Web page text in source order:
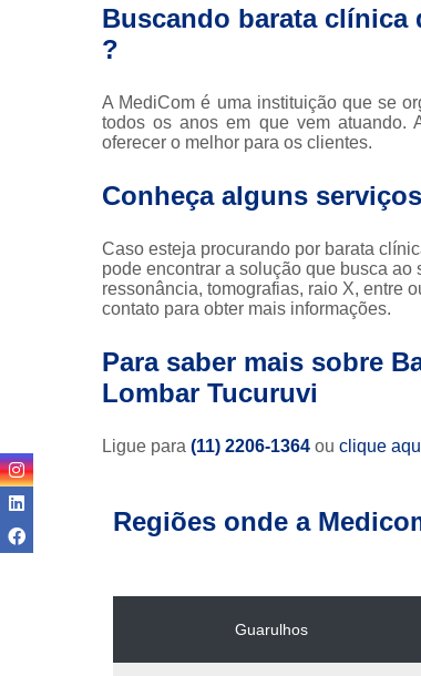
Buscando barata clínica
?
A MediCom é uma instituição que se
todos os anos em que vem atuando.
oferecer o melhor para os clientes.
Conheça alguns
Caso esteja procurando por barata
pode encontrar a solução que busca
ressonância, tomografias, raio X, entre
contato para obter mais informações.
Para saber mais sobre
Lombar Tucuruvi
Ligue para (11) 2206-1364 ou clique
Regiões onde a
Guarulhos